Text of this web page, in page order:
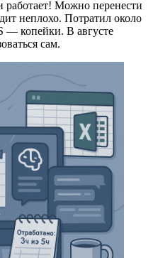
работает! Можно перенести
неплохо. Потратил около
— копейки. В августе
сам.